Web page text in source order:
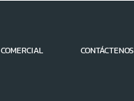
COMERCIAL CONTÁCTENOS